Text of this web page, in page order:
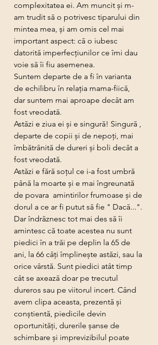
complexitatea ei. Am muncit și m-
am trudit să o potrivesc tiparului din
mintea mea, și am omis cel mai
important aspect: că o iubesc
datorită imperfecțiunilor ce îmi dau
voie să îi fiu asemenea.
Suntem departe de a fi în varianta
de echilibru în relația mama-fiică,
dar suntem mai aproape decât am
fost vreodată.
Astăzi e ziua ei și e singură! Singură ,
departe de copii și de nepoți, mai
îmbătrânită de dureri și boli decât a
fost vreodată.
Astăzi e fără soțul ce i-a fost umbră
până la moarte și e mai îngreunată
de povara  amintirilor frumoase și de
dorul a ce ar fi putut să fie " Dacă...".
Dar îndrăznesc tot mai des să îi
amintesc că toate acestea nu sunt
piedici în a trăi pe deplin la 65 de
ani, la 66 câți împlinește astăzi, sau la
orice vârstă. Sunt piedici atât timp
cât se axează doar pe trecutul
dureros sau pe viitorul incert. Când
avem clipa aceasta, prezentă și
conștientă, piedicile devin
oportunități, durerile șanse de
schimbare și imprevizibilul poate